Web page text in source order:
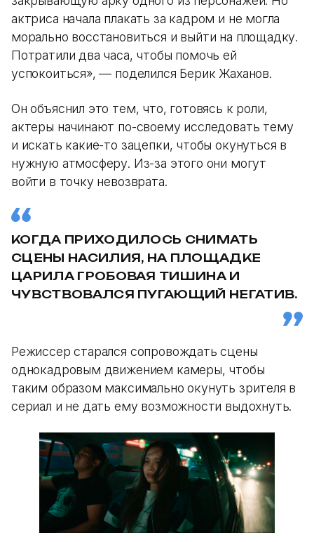
актриса начала плакать за кадром и не могла
морально восстановиться и выйти на площадку.
Потратили два часа, чтобы помочь ей
успокоиться», — поделился Берик Жаханов.
Он объяснил это тем, что, готовясь к роли,
актеры начинают по-своему исследовать тему
и искать какие-то зацепки, чтобы окунуться в
нужную атмосферу. Из-за этого они могут
войти в точку невозврата.
КОГДА ПРИХОДИЛОСЬ СНИМАТЬ
СЦЕНЫ НАСИЛИЯ, НА ПЛОЩАДКЕ
ЦАРИЛА ГРОБОВАЯ ТИШИНА И
ЧУВСТВОВАЛСЯ ПУГАЮЩИЙ НЕГАТИВ.
Режиссер старался сопровождать сцены
однокадровым движением камеры, чтобы
таким образом максимально окунуть зрителя в
сериал и не дать ему возможности выдохнуть.